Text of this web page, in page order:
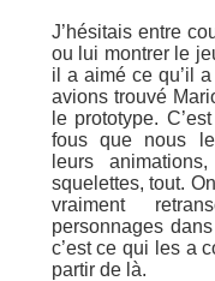
J’hésitais entre
ou lui montrer le
il a aimé ce qu’il
avions trouvé
le prototype.
fous que nous
leurs
squelettes, tout.
vraiment
personnages
c’est ce qui les a
partir de là.